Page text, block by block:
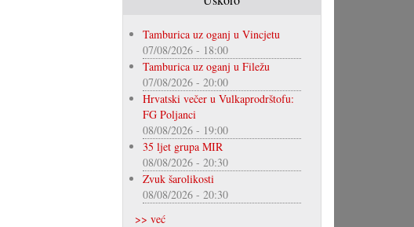
Tamburica uz oganj u Vincjetu
07/08/2026 - 18:00
Tamburica uz oganj u Filežu
07/08/2026 - 20:00
Hrvatski večer u Vulkaprodrštofu:
FG Poljanci
08/08/2026 - 19:00
35 ljet grupa MIR
08/08/2026 - 20:30
Zvuk šarolikosti
08/08/2026 - 20:30
>> već